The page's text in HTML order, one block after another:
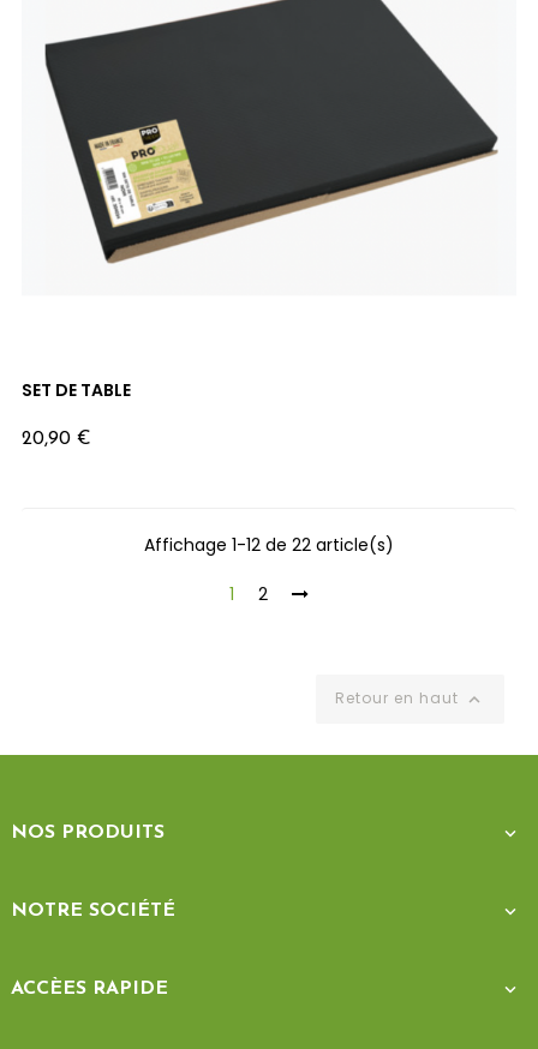
SET DE TABLE
Prix
20,90 €
Affichage 1-12 de 22 article(s)
1 2
Retour en haut 
NOS PRODUITS 
NOTRE SOCIÉTÉ 
ACCÈES RAPIDE 